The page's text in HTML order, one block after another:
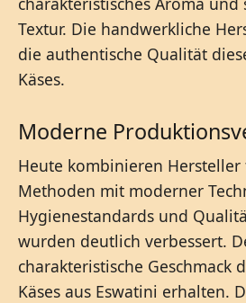
Textur. Die handwerkliche
die authentische Qualität
Käses.
Moderne
Heute kombinieren
Methoden mit moderner
Hygienestandards und
wurden deutlich verbessert.
charakteristische Geschmack
Käses aus Eswatini erhalten.